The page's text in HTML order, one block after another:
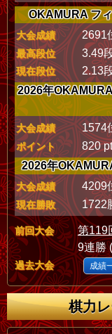
OKAMURA フ
大会成績 2691
最高段位 3.49
現在段位
2.13
2026年
大会成績 1574
ポイント
820 pt
2026年
大会成績 4209
現在勝敗 1722
前回大会
第119
9連勝
過去大会 成績
棋力